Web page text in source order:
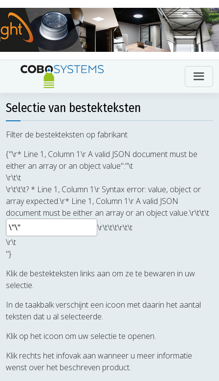
Selectie van bestekteksten
Filter de bestekteksten op fabrikant
{"\r* Line 1, Column 1\r A valid JSON document must be
either an array or an object value":"\t
\r\t\t
\r\t\t\t? * Line 1, Column 1\r Syntax error: value, object or
array expected.\r* Line 1, Column 1\r A valid JSON
document must be either an array or an object value.\r\t\t\t
\r\t\t\t\r\t\t
\r\t
"}
Klik de bestekteksten links aan om ze te bewaren in uw
selectie.
In de taakbalk verschijnt een icoon met daarin het aantal
teksten dat u al selecteerde.
Klik op het icoon om uw selectie te openen.
Klik rechts het infovak aan wanneer u meer informatie
wenst over het beschreven product.